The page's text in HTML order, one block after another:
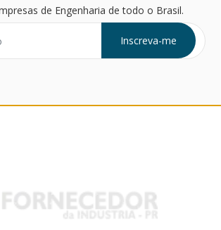
de Engenharia de todo o Brasil.
Inscreva-me